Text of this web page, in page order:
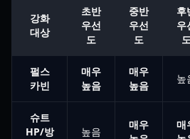
강화
대상
초반
우선
도
중반
우선
도
후
우
펄스
카빈
매우
높음
매우
높음
높
슈트
HP/방
높음
매우
매